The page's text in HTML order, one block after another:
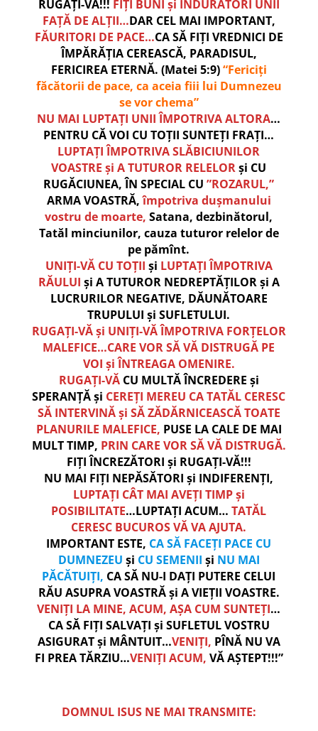
RUGAȚI-VĂ!!! FIȚI BUNI și ÎNDURĂTORI UNII
FAȚĂ DE ALȚII…DAR CEL MAI IMPORTANT,
FĂURITORI DE PACE…CA SĂ FIȚI VREDNICI DE
ÎMPĂRĂȚIA CEREASCĂ, PARADISUL,
FERICIREA ETERNĂ. (Matei 5:9)“Fericiți
făcătorii de pace, ca aceia fiii lui Dumnezeu
se vor chema”
NU MAI LUPTAȚI UNII ÎMPOTRIVA ALTORA…
PENTRU CĂ VOI CU TOȚII SUNTEȚI FRAȚI…
LUPTAȚI ÎMPOTRIVA SLĂBICIUNILOR
VOASTRE și A TUTUROR RELELORși CU
RUGĂCIUNEA, ÎN SPECIAL CU”ROZARUL,”
ARMA VOASTRĂ,împotriva dușmanului
vostru de moarte, Satana, dezbinătorul,
Tatăl minciunilor, cauza tuturor relelor de
pe pămînt.
UNIȚI-VĂ CU TOȚII și LUPTAȚI ÎMPOTRIVA
RĂULUI și A TUTUROR NEDREPTĂȚILOR și A
LUCRURILOR NEGATIVE, DĂUNĂTOARE
TRUPULUI și SUFLETULUI.
RUGAȚI-VĂ și UNIȚI-VĂ ÎMPOTRIVA FORȚELOR
MALEFICE…CARE VOR SĂ VĂ DISTRUGĂ PE
VOI și ÎNTREAGA OMENIRE.
RUGAȚI-VĂ CU MULTĂ ÎNCREDERE și
SPERANȚĂ și CEREȚI MEREU CA TATĂL CERESC
SĂ INTERVINĂ și SĂ ZĂDĂRNICEASCĂ TOATE
PLANURILE MALEFICE, PUSE LA CALE DE MAI
MULT TIMP, PRIN CARE VOR SĂ VĂ DISTRUGĂ.
FIȚI ÎNCREZĂTORI și RUGAȚI-VĂ!!!
NU MAI FIȚI NEPĂSĂTORI și INDIFERENȚI,
LUPTAȚI CÂT MAI AVEȚI TIMP și
POSIBILITATE…LUPTAȚI ACUM…TATĂL
CERESC BUCUROS VĂ VA AJUTA.
IMPORTANT ESTE, CA SĂ FACEȚI PACE CU
DUMNEZEU și CU SEMENII și NU MAI
PĂCĂTUIȚI, CA SĂ NU-I DAȚI PUTERE CELUI
RĂU ASUPRA VOASTRĂ și A VIEȚII VOASTRE.
VENIȚI LA MINE, ACUM, AȘA CUM SUNTEȚI…
CA SĂ FIȚI SALVAȚI și SUFLETUL VOSTRU
ASIGURAT și MÂNTUIT…VENIȚI, PÎNĂ NU VA
FI PREA TĂRZIU…VENIȚI ACUM, VĂ AȘTEPT!!!”
DOMNUL ISUS NE MAI TRANSMITE: